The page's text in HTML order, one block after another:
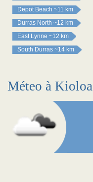
Depot Beach ~11 km
Durras North ~12 km
East Lynne ~12 km
South Durras ~14 km
Méteo à Kioloa